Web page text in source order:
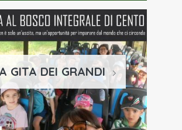
GITA DEI GRANDI